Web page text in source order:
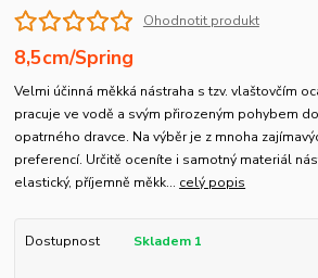
Ohodnotit produkt
8,5cm/Spring
Velmi účinná měkká nástraha s tzv. vlaštovčím
pracuje ve vodě a svým přirozeným pohybem
opatrného dravce. Na výběr je z mnoha
preferencí. Určitě oceníte i samotný materiál
elastický, příjemně měkk... celý popis
Dostupnost Skladem 1